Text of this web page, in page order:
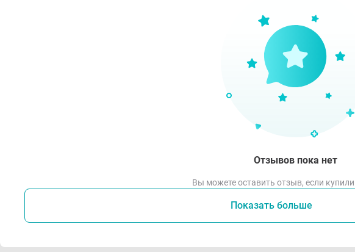
Отзывов пока нет
Вы можете оставить отзыв, если купили
Показать больше